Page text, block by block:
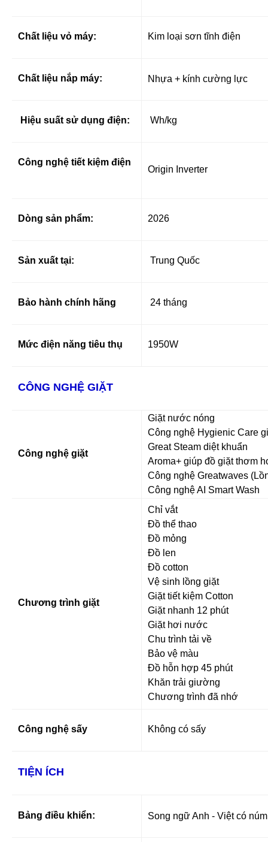
Chất liệu vỏ máy: Kim loại sơn tĩnh điện
Chất liệu nắp máy: Nhựa + kính cường lực
Hiệu suất sử dụng điện: Wh/kg
Công nghệ tiết kiệm điện
Origin Inverter
Dòng sản phẩm: 2026
Sản xuất tại: Trung Quốc
Bảo hành chính hãng 24 tháng
Mức điện năng tiêu thụ 1950W
CÔNG NGHỆ GIẶT
Công nghệ giặt
Giặt nước nóng
Công nghệ Hygienic Care
Great Steam diệt khuẩn
Aroma+ giúp đồ giặt thơm
Công nghệ Greatwaves
Công nghệ AI Smart Wash
Chương trình giặt
Chỉ vắt
Đồ thể thao
Đồ mỏng
Đồ len
Đồ cotton
Vệ sinh lồng giặt
Giặt tiết kiệm Cotton
Giặt nhanh 12 phút
Giặt hơi nước
Chu trình tải về
Bảo vệ màu
Đồ hỗn hợp 45 phút
Khăn trải giường
Chương trình đã nhớ
Công nghệ sấy Không có sấy
TIỆN ÍCH
Bảng điều khiển: Song ngữ Anh - Việt có